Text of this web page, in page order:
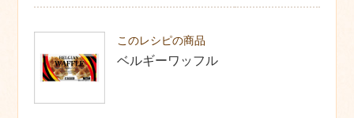
このレシピの商品
ベルギーワッフル